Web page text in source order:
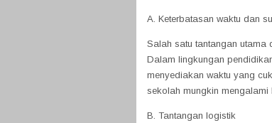
A. Keterbatasan waktu dan
Salah satu tantangan utama
Dalam lingkungan
menyediakan waktu yang
sekolah mungkin
B. Tantangan logistik